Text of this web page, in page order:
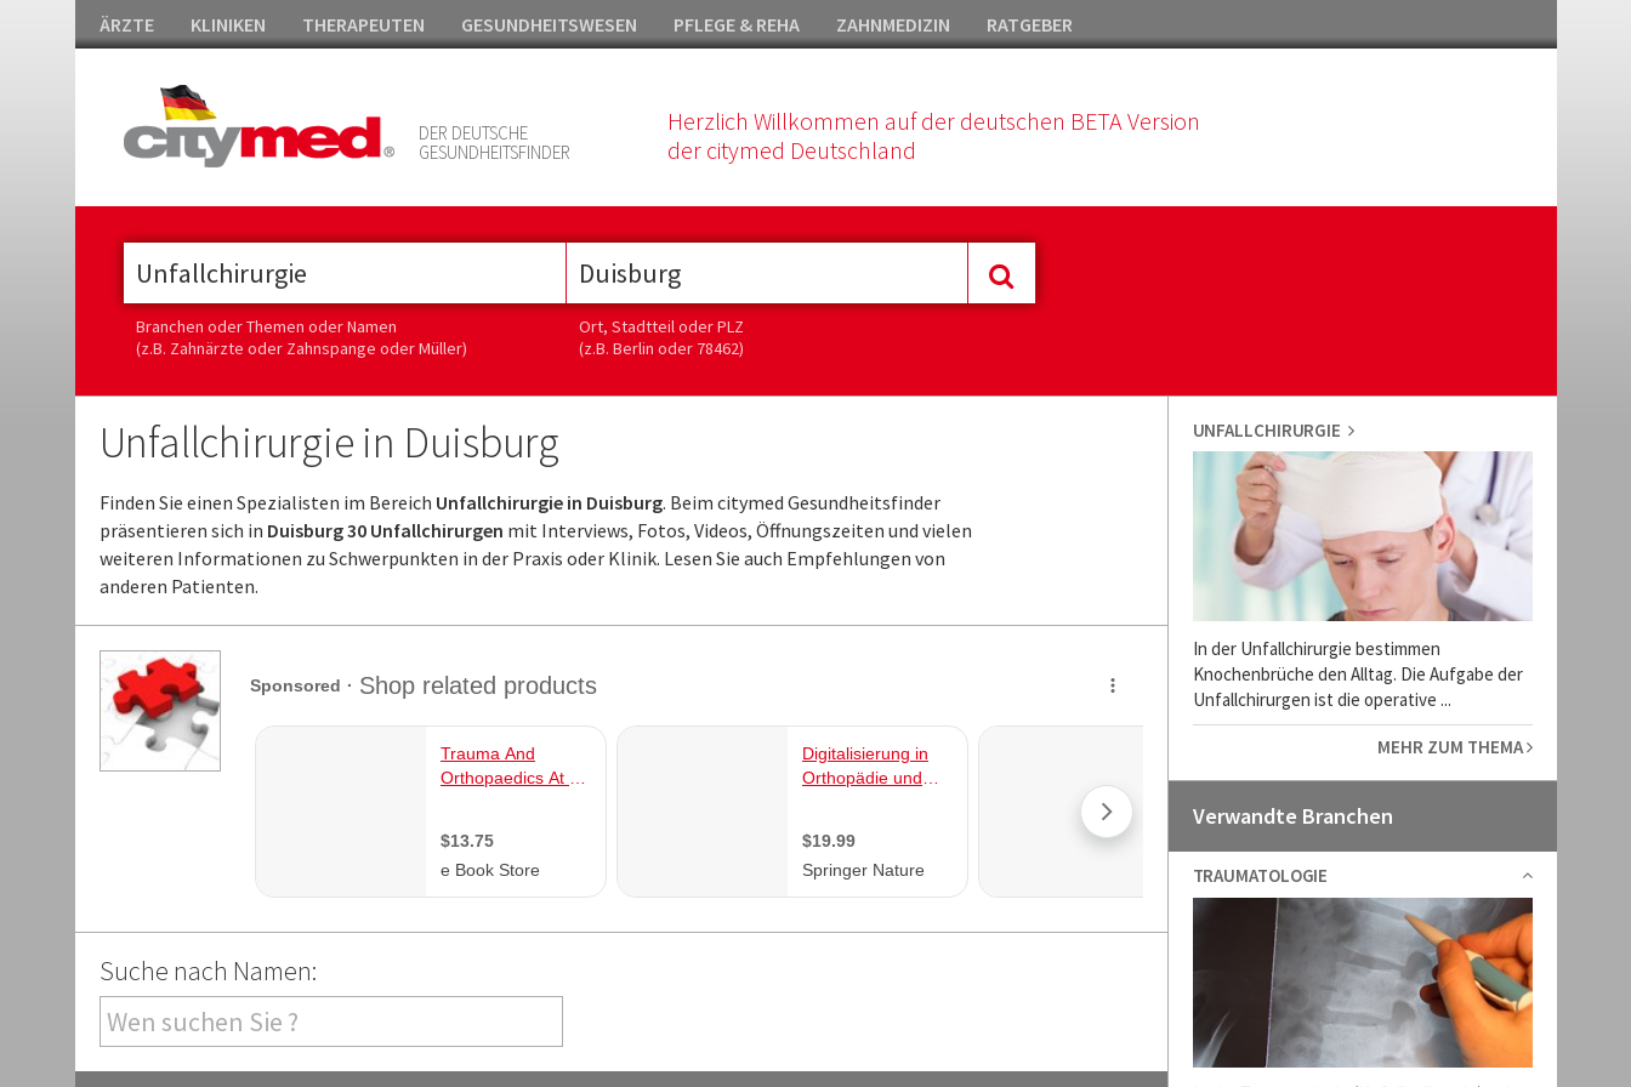
ÄRZTE KLINIKEN THERAPEUTEN GESUNDHEITSWESEN PFLEGE & REHA ZAHNMEDIZIN RATGEBER
DER DEUTSCHE
GESUNDHEITSFINDER
Herzlich Willkommen auf der deutschen BETA Version
der citymed Deutschland
Branchen oder Themen oder Namen
(z.B. Zahnärzte oder Zahnspange oder Müller)
Ort, Stadtteil oder PLZ
(z.B. Berlin oder 78462)
Unfallchirurgie in Duisburg
Finden Sie einen Spezialisten im Bereich Unfallchirurgie in Duisburg. Beim citymed Gesundheitsfinder
präsentieren sich in Duisburg 30 Unfallchirurgen mit Interviews, Fotos, Videos, Öffnungszeiten und vielen
weiteren Informationen zu Schwerpunkten in der Praxis oder Klinik. Lesen Sie auch Empfehlungen von
anderen Patienten.
Suche nach Namen:
UNFALLCHIRURGIE
In der Unfallchirurgie bestimmen
Knochenbrüche den Alltag. Die Aufgabe der
Unfallchirurgen ist die operative ...
MEHR ZUM THEMA
Verwandte Branchen
TRAUMATOLOGIE